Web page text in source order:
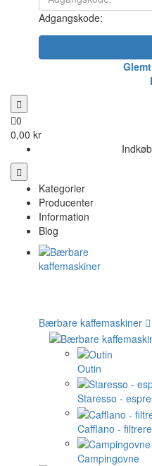
Adgangskode:
0
0,00 kr
Kategorier
Producenter
Information
Blog
Bærbare kaffemaskiner
Outin
Staresso -
Cafflano -
Campingovne